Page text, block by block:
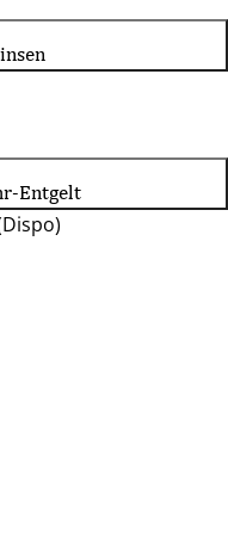
Entgelt